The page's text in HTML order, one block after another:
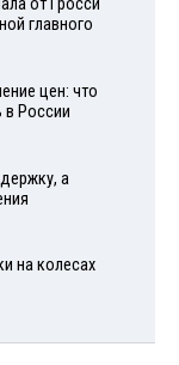
от Гросси
главного
цен: что
в России
а
на колесах